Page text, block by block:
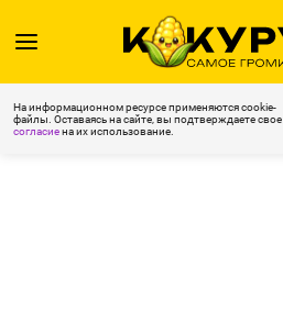
На информационном ресурсе применяются cookie-
файлы. Оставаясь на сайте, вы подтверждаете свое
согласиена их использование.